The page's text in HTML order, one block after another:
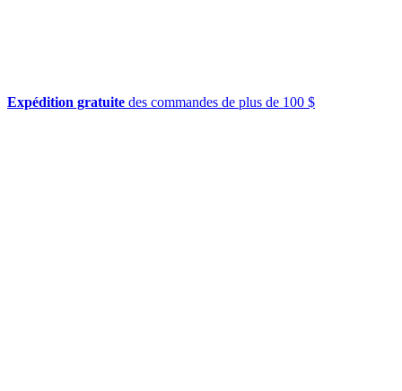
Expédition gratuite des commandes de plus de 100 $